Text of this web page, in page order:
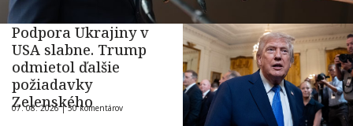
Podpora Ukrajiny v
USA slabne. Trump
odmietol ďalšie
požiadavky
Zelenského
07. 08. 2026 |50 komentárov